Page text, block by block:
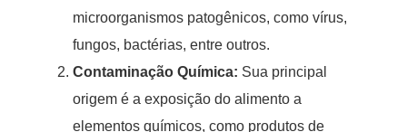
microorganismos patogênicos, como vírus,
fungos, bactérias, entre outros.
Contaminação Química: Sua principal
origem é a exposição do alimento a
elementos químicos, como produtos de